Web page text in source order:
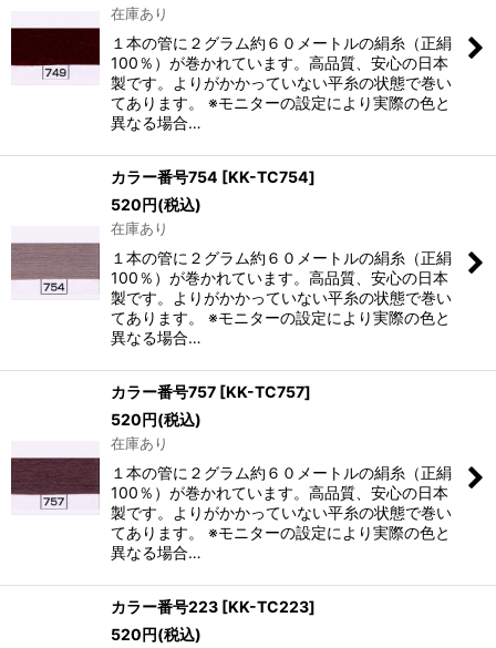
在庫あり
１本の管に２グラム約６０メートルの絹糸（正絹
100％）が巻かれています。高品質、安心の日本
製です。よりがかかっていない平糸の状態で巻い
てあります。 ※モニターの設定により実際の色と
異なる場合…
カラー番号754 [KK-TC754]
520円(税込)
在庫あり
１本の管に２グラム約６０メートルの絹糸（正絹
100％）が巻かれています。高品質、安心の日本
製です。よりがかかっていない平糸の状態で巻い
てあります。 ※モニターの設定により実際の色と
異なる場合…
カラー番号757 [KK-TC757]
520円(税込)
在庫あり
１本の管に２グラム約６０メートルの絹糸（正絹
100％）が巻かれています。高品質、安心の日本
製です。よりがかかっていない平糸の状態で巻い
てあります。 ※モニターの設定により実際の色と
異なる場合…
カラー番号223 [KK-TC223]
520円(税込)